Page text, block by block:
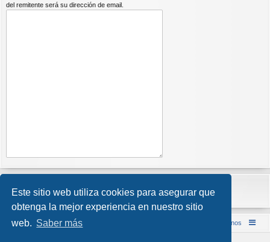
Este sitio web utiliza cookies para asegurar que
obtenga la mejor experiencia en nuestro sitio
web. Saber más
del remitente será su dirección de email.
Inicio (Web) Foro Punta de Lanza Wargames Contáctenos